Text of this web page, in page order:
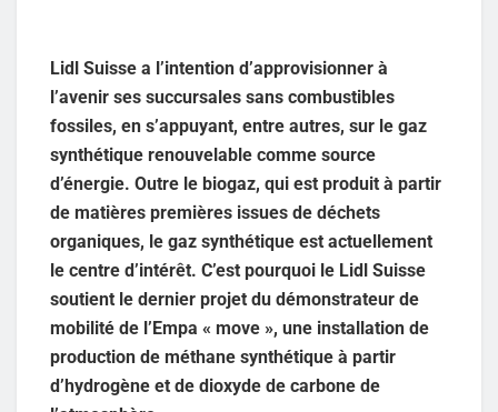
Lidl Suisse a l’intention d’approvisionner à
l’avenir ses succursales sans combustibles
fossiles, en s’appuyant, entre autres, sur le gaz
synthétique renouvelable comme source
d’énergie. Outre le biogaz, qui est produit à partir
de matières premières issues de déchets
organiques, le gaz synthétique est actuellement
le centre d’intérêt. C’est pourquoi le Lidl Suisse
soutient le dernier projet du démonstrateur de
mobilité de l’Empa « move », une installation de
production de méthane synthétique à partir
d’hydrogène et de dioxyde de carbone de